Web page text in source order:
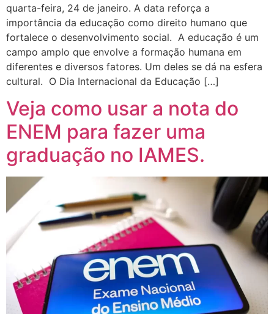
quarta-feira, 24 de janeiro. A data reforça a
importância da educação como direito humano que
fortalece o desenvolvimento social. A educação é um
campo amplo que envolve a formação humana em
diferentes e diversos fatores. Um deles se dá na esfera
cultural. O Dia Internacional da Educação […]
Veja como usar a nota do
ENEM para fazer uma
graduação no IAMES.